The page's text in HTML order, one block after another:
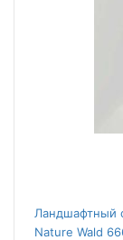
Ландшафтный
Nature Wald